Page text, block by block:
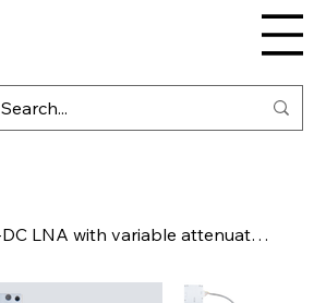
58-10-32-ATT-DC LNA with variable attenuator, bypass, fault monitoring